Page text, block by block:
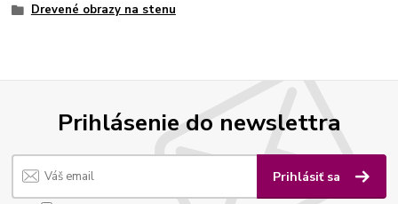
Drevené obrazy na stenu
Prihlásenie do newslettra
Prihlásiť sa